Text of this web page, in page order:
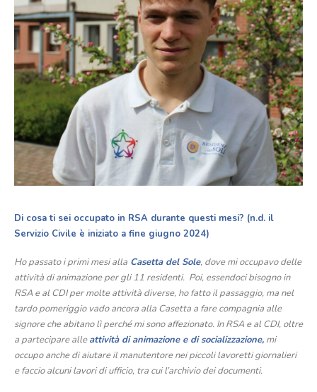
Di cosa ti sei occupato in RSA durante questi mesi? (n.d. il
Servizio Civile è iniziato a fine giugno 2024)
Ho passato i primi mesi alla Casetta del Sole, dove mi occupavo delle
attività di animazione per gli 11 residenti. Poi, essendoci bisogno in
RSA e al CDI per molte attività diverse, ho fatto il passaggio, ma nel
tardo pomeriggio vado ancora alla Casetta a fare compagnia alle
signore che abitano lì perché mi sono affezionato. In RSA e al CDI, oltre
a partecipare alleattività di animazione e di socializzazione, mi
occupo anche di aiutare il manutentore nei piccoli lavoretti giornalieri
e faccio alcuni lavori di ufficio, tra cui l’archivio dei documenti.